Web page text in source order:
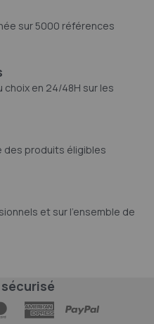
sur 5000 références
choix en 24/48H sur les
des produits éligibles
et sur l'ensemble de